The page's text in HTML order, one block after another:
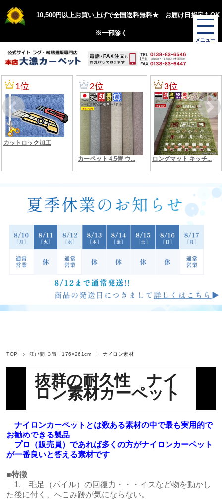
10,500円以上お買い上げで全国送料無料★ お届け日指定もOK
※一部除く
TOP 江戸間 ３畳 176×261cm ナイロン素材
抜群の耐久性 ナイ
ロン素材カーペット
ナイロンカーペットとは数ある素材の中で最も実用的で
お勧めできる製品
プロ（販売員）であれば多くの方がナイロンカーペット
が一番良いと答える素材です
■特徴
1. 毛足（パイル）の回復力・・・イスなど物を動かし
た後に付く、へこみ跡が気にならない。